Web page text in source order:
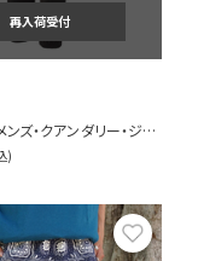
再入荷受付
[パタゴニア]メンズ・クアンダリー・ジョガーズ
)
お気